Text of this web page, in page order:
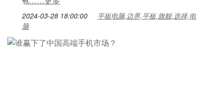
2024-03-28 18:00:00
平板电脑,边界,平板,旗舰,选择,电
脑